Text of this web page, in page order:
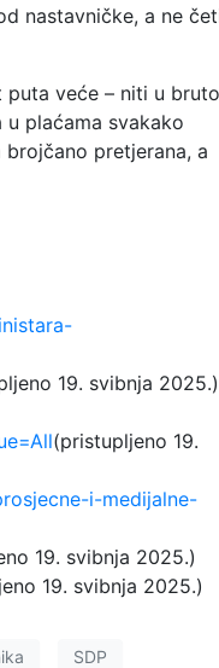
nastavničke, a ne
puta veće – niti u bruto
plaćama svakako
pretjerana, a
19. svibnja 2025.)
(pristupljeno 19.
i-medijalne-
19. svibnja 2025.)
19. svibnja 2025.)
SDP